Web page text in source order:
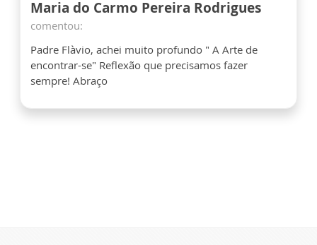
Maria do Carmo Pereira Rodrigues
comentou:
Padre Flàvio, achei muito profundo " A Arte de
encontrar-se" Reflexão que precisamos fazer
sempre! Abraço